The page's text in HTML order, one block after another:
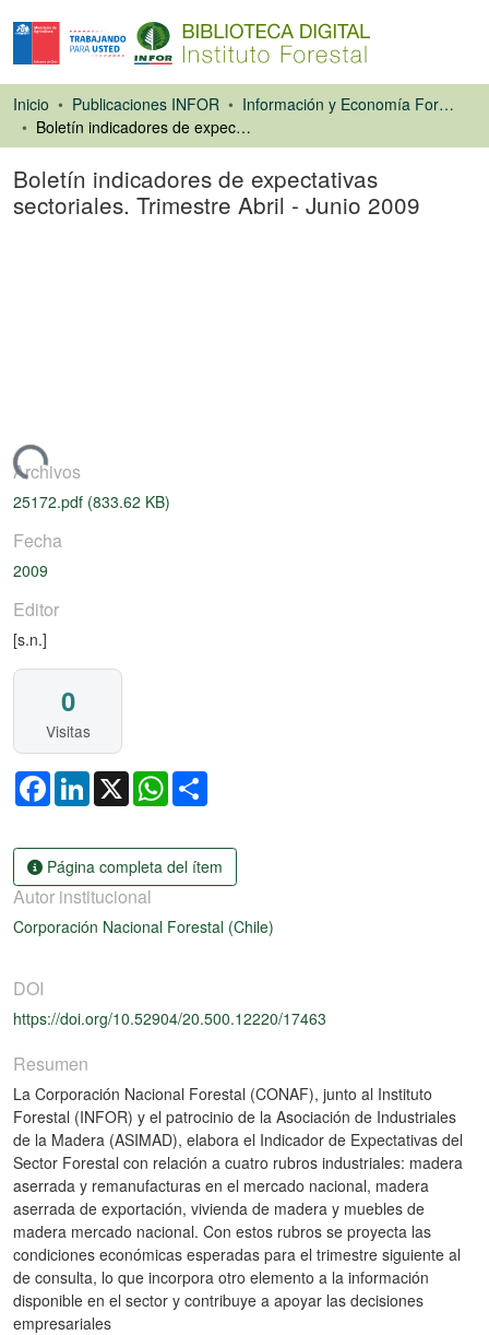
Inicio Publicaciones INFOR
Información y Economía Forestal
Boletín indicadores de expectativas sectoriales. Trimestre Abril - Junio 2009
Boletín indicadores de expectativas
sectoriales. Trimestre Abril - Junio 2009
Archivos
25172.pdf (833.62 KB)
Fecha
2009
Editor
[s.n.]
0
Visitas
FacebookLinkedIn
X WhatsApp
Página completa del ítem
Autor institucional
Corporación Nacional Forestal (Chile)
DOI
https://doi.org/10.52904/20.500.12220/17463
Resumen
La Corporación Nacional Forestal (CONAF), junto al Instituto
Forestal (INFOR) y el patrocinio de la Asociación de Industriales
de la Madera (ASIMAD), elabora el Indicador de Expectativas del
Sector Forestal con relación a cuatro rubros industriales: madera
aserrada y remanufacturas en el mercado nacional, madera
aserrada de exportación, vivienda de madera y muebles de
madera mercado nacional. Con estos rubros se proyecta las
condiciones económicas esperadas para el trimestre siguiente al
de consulta, lo que incorpora otro elemento a la información
disponible en el sector y contribuye a apoyar las decisiones
empresariales